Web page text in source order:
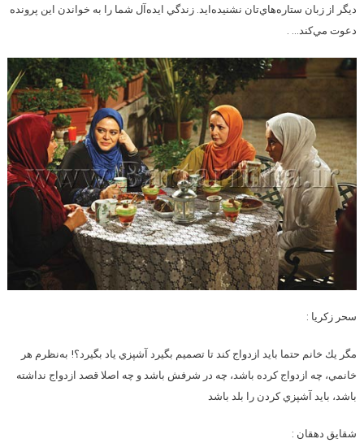
ديگر از زبان ستاره‌هاي‌تان نشنيده‌ايد. زندگي ايده‌آل شما را به خواندن اين پرونده
دعوت مي‌كند… .
سحر زکریا :
مگر يك خانم حتما بايد ازدواج كند تا تصميم بگيرد آشپزي ياد بگيرد؟! به‌نظرم هر
خانمي، چه ازدواج كرده باشد، چه در شرفش باشد و چه اصلا قصد ازدواج نداشته
باشد، بايد آشپزي كردن را بلد باشد
شقایق دهقان :